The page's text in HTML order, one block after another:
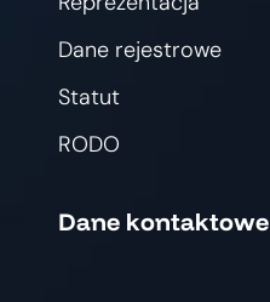
Dane rejestrowe
Statut
RODO
Dane kontaktowe